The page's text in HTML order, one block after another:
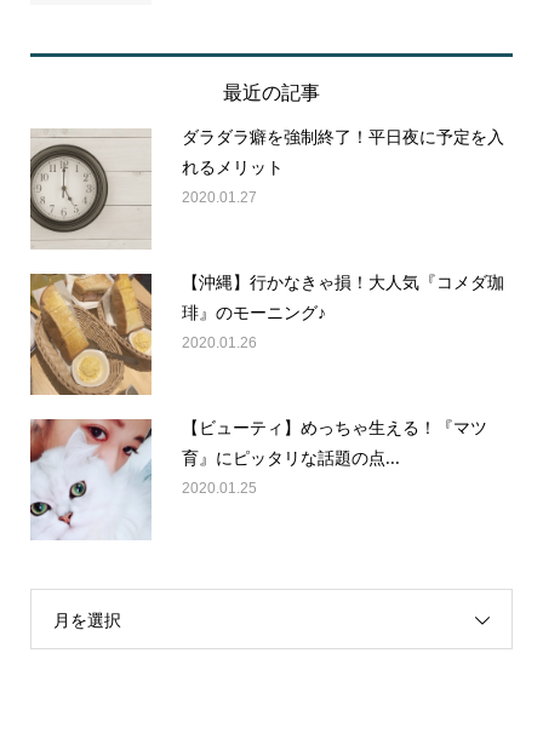
最近の記事
ダラダラ癖を強制終了！平日夜に予定を入
れるメリット
2020.01.27
【沖縄】行かなきゃ損！大人気『コメダ珈
琲』のモーニング♪
2020.01.26
【ビューティ】めっちゃ生える！『マツ
育』にピッタリな話題の点...
2020.01.25
月を選択